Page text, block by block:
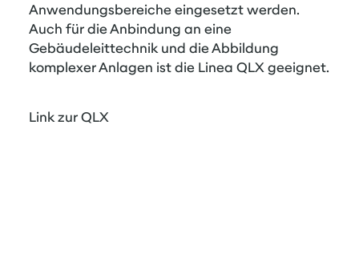
Anwendungsbereiche eingesetzt werden.
Auch für die Anbindung an eine
Gebäudeleittechnik und die Abbildung
komplexer Anlagen ist die Linea QLX geeignet.
Link zur QLX